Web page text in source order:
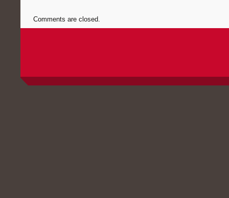
Comments are closed.